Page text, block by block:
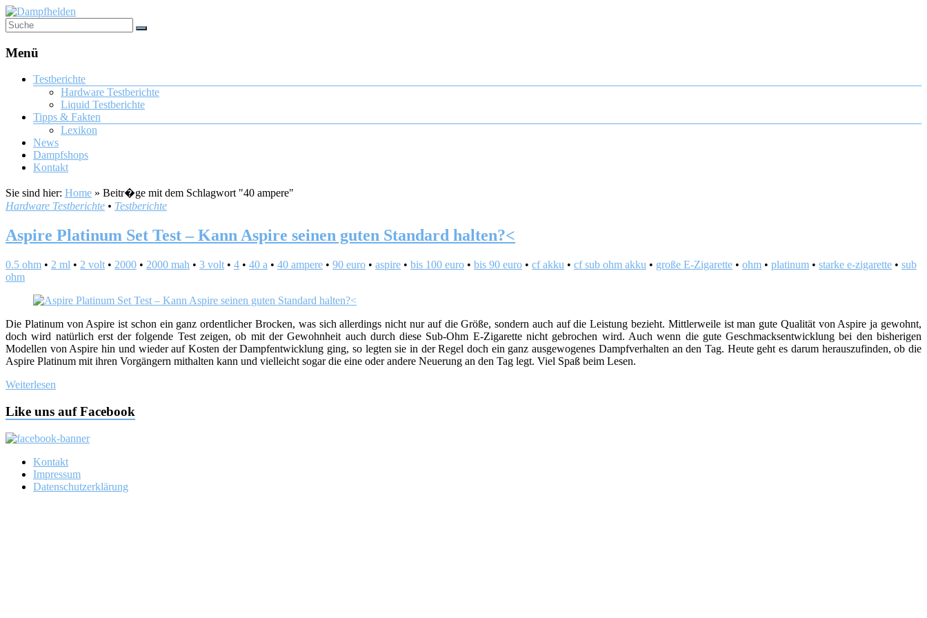
Menü
Testberichte
Hardware Testberichte
Liquid Testberichte
Tipps & Fakten
Lexikon
News
Dampfshops
Kontakt
Sie sind hier: Home » Beitr�ge mit dem Schlagwort "40 ampere"
Hardware Testberichte • Testberichte
Aspire Platinum Set Test – Kann Aspire seinen guten Standard halten?<
0.5 ohm • 2 ml • 2 volt • 2000 • 2000 mah • 3 volt • 4 • 40 a • 40 ampere • 90 euro • aspire • bis 100 euro • bis 90 euro • cf akku • cf sub ohm akku • große E-Zigarette • ohm • platinum • starke e-zigarette • sub
ohm
Die Platinum von Aspire ist schon ein ganz ordentlicher Brocken, was sich allerdings nicht nur auf die Größe, sondern auch auf die Leistung bezieht. Mittlerweile ist man gute Qualität von Aspire ja gewohnt,
doch wird natürlich erst der folgende Test zeigen, ob mit der Gewohnheit auch durch diese Sub-Ohm E-Zigarette nicht gebrochen wird. Auch wenn die gute Geschmacksentwicklung bei den bisherigen
Modellen von Aspire hin und wieder auf Kosten der Dampfentwicklung ging, so legten sie in der Regel doch ein ganz ausgewogenes Dampfverhalten an den Tag. Heute geht es darum herauszufinden, ob die
Aspire Platinum mit ihren Vorgängern mithalten kann und vielleicht sogar die eine oder andere Neuerung an den Tag legt. Viel Spaß beim Lesen.
Weiterlesen
Like uns auf Facebook
Kontakt
Impressum
Datenschutzerklärung